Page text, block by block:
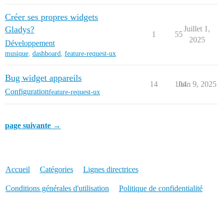
Créer ses propres widgets
Gladys?
Développement
musique, dashboard, feature-request-ux
1 55
Juillet 1,
2025
Bug widget appareils
Configurationfeature-request-ux
14 104
Juin 9, 2025
page suivante →
Accueil Catégories Lignes directrices
Conditions générales d'utilisation Politique de confidentialité